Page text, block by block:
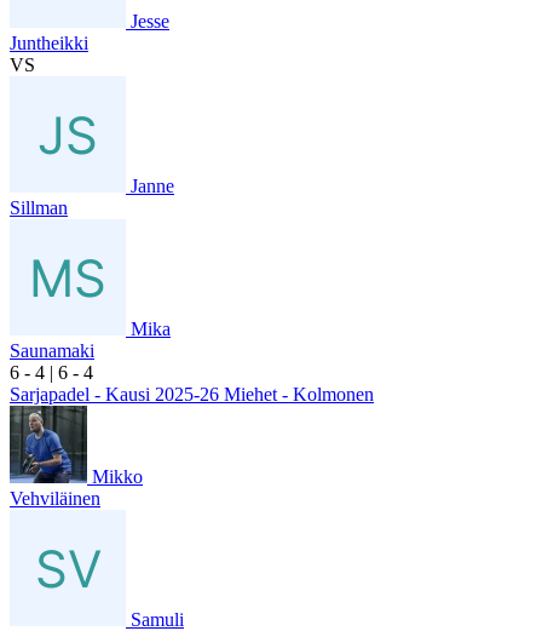
Jesse
Juntheikki
VS
Janne
Sillman
Mika
Saunamaki
6 - 4 | 6 - 4
Sarjapadel - Kausi 2025-26 Miehet - Kolmonen
Mikko
Vehviläinen
Samuli